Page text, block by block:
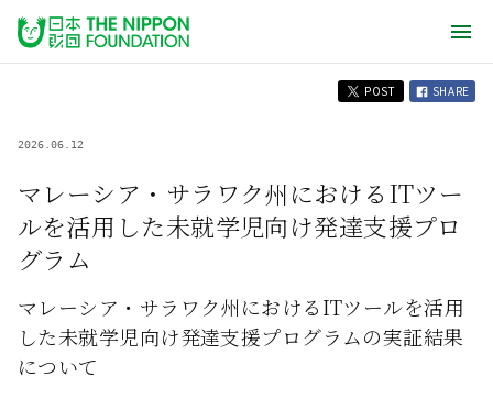
POST SHARE
2026.06.12
マレーシア・サラワク州におけるITツー
ルを活用した未就学児向け発達支援プロ
グラム
マレーシア・サラワク州におけるITツールを活用
した未就学児向け発達支援プログラムの実証結果
について